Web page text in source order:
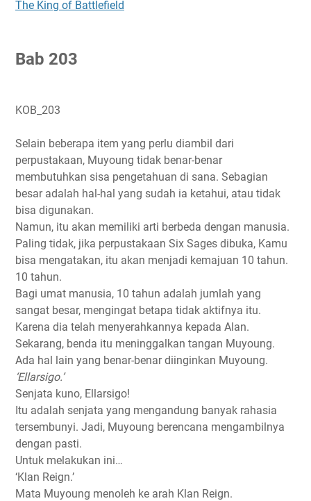
The King of Battlefield
Bab 203
KOB_203
Selain beberapa item yang perlu diambil dari
perpustakaan, Muyoung tidak benar-benar
membutuhkan sisa pengetahuan di sana. Sebagian
besar adalah hal-hal yang sudah ia ketahui, atau tidak
bisa digunakan.
Namun, itu akan memiliki arti berbeda dengan manusia.
Paling tidak, jika perpustakaan Six Sages dibuka, Kamu
bisa mengatakan, itu akan menjadi kemajuan 10 tahun.
10 tahun.
Bagi umat manusia, 10 tahun adalah jumlah yang
sangat besar, mengingat betapa tidak aktifnya itu.
Karena dia telah menyerahkannya kepada Alan.
Sekarang, benda itu meninggalkan tangan Muyoung.
Ada hal lain yang benar-benar diinginkan Muyoung.
‘Ellarsigo.’
Senjata kuno, Ellarsigo!
Itu adalah senjata yang mengandung banyak rahasia
tersembunyi. Jadi, Muyoung berencana mengambilnya
dengan pasti.
Untuk melakukan ini…
‘Klan Reign.’
Mata Muyoung menoleh ke arah Klan Reign.